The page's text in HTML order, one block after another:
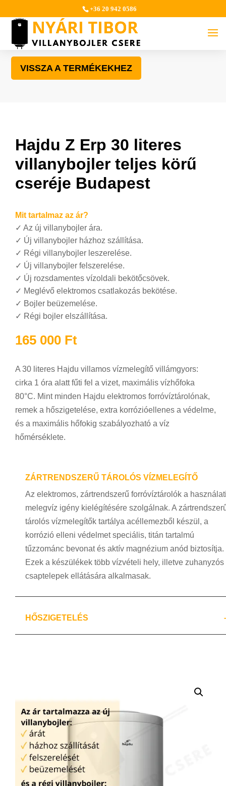
+36 20 942 0586
VISSZA A TERMÉKEKHEZ
Hajdu Z Erp 30 literes
villanybojler teljes körű
cseréje Budapest
Mit tartalmaz az ár?
✓ Az új villanybojler ára.
✓ Új villanybojler házhoz szállítása.
✓ Régi villanybojler leszerelése.
✓ Új villanybojler felszerelése.
✓ Új rozsdamentes vízoldali bekötőcsövek.
✓ Meglévő elektromos csatlakozás bekötése.
✓ Bojler beüzemelése.
✓ Régi bojler elszállítása.
165 000 Ft
A 30 literes Hajdu villamos vízmelegítő villámgyors:
cirka 1 óra alatt fűti fel a vizet, maximális vízhőfoka
80°C. Mint minden Hajdu elektromos forróvíztárolónak,
remek a hőszigetelése, extra korrózióellenes a védelme,
és a maximális hőfokig szabályozható a víz
hőmérséklete.
ZÁRTRENDSZERŰ TÁROLÓS VÍZMELEGÍTŐ
Az elektromos, zártrendszerű forróvíztárolók a
melegvíz igény kielégítésére szolgálnak. A
tárolós vízmelegítők tartálya acéllemezből készül, a
korrózió elleni védelmet speciális, titán tartalmú
tűzzománc bevonat és aktív magnézium anód biztosítja.
Ezek a készülékek több vízvételi hely, illetve zuhanyzós
csaptelepek ellátására alkalmasak.
HŐSZIGETELÉS